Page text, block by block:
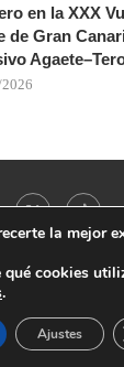
en la XXX
de Gran
and
TO TOP
la mejor
qué cookies
.
Ajustes